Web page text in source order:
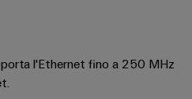
l'Ethernet fino a 250 MHz